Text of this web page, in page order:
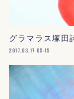
グラマラス塚田
2017.03.17 05:15